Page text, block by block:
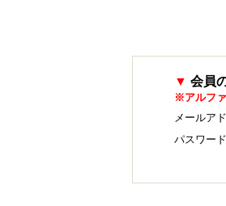
▼ 会員
※アルフ
メールア
パスワード